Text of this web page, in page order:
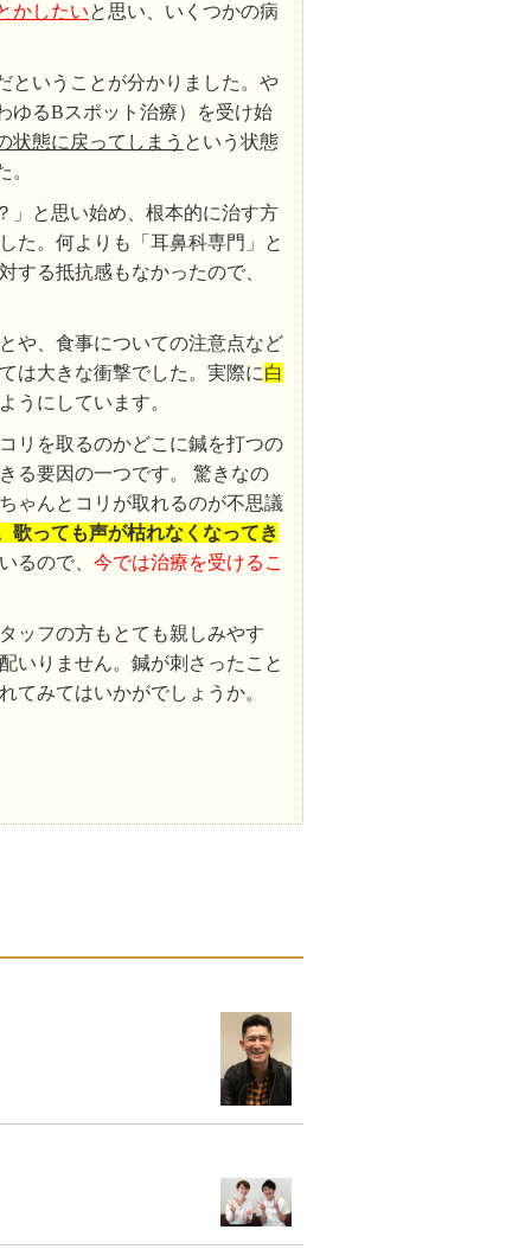
かしたいと思い、いくつかの病
ということが分かりました。や
ゆるBスポット治療）を受け始
状態に戻ってしまう という状態
」と思い始め、根本的に治す方
た。何よりも「耳鼻科専門」と
する抵抗感もなかったので、
や、食事についての注意点など
は大きな衝撃でした。実際に白
うにしています。
リを取るのかどこに鍼を打つの
る要因の一つです。 驚きなの
ゃんとコリが取れるのが不思議
歌っても声が枯れなくなってき
るので、 今では治療を受けるこ
ッフの方もとても親しみやす
いりません。鍼が刺さったこと
てみてはいかがでしょうか。